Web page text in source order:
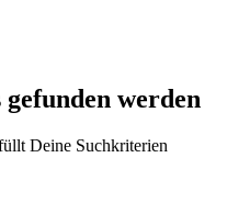
werden
Deine Suchkriterien